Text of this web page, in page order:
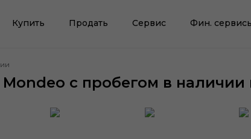
Купить Продать Сервис Фин.
с пробегом в наличии